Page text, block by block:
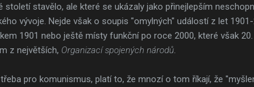
století stavělo, ale které se ukázaly jako přinejlepším
vývoje. Nejde však o soupis "omylných" událostí z let
1901 nebo ještě místy funkční po roce 2000, které však
z největších, Organizací spojených národů
pro komunismus, platí to, že mnozí o tom říkají, že